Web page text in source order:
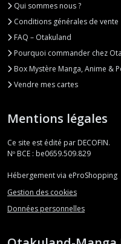
Qui sommes nous ?
Conditions générales de vente
FAQ – Otakuland
Pourquoi commander chez
Box Mystère Manga, Anime &
Vendre mes cartes
Mentions légales
Ce site est édité par DECOFIN.
Nº BCE : be0659.509.829
Hébergement via eProShopping
Gestion des cookies
Données personnelles